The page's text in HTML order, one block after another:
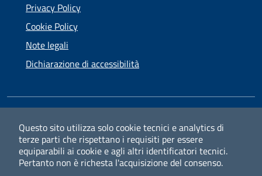
Questo sito utilizza solo cookie tecnici e analytics di
terze parti che rispettano i requisiti per essere
equiparabili ai cookie e agli altri identificatori tecnici.
Pertanto non è richesta l'acquisizione del consenso.
Privacy Policy
Cookie Policy
Note legali
Dichiarazione di accessibilità
FacebookInstagram